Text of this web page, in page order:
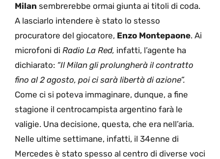
Milan sembrerebbe ormai giunta ai titoli di coda.
A lasciarlo intendere è stato lo stesso
procuratore del giocatore, Enzo Montepaone. Ai
microfoni di Radio La Red, infatti, l’agente ha
dichiarato: “Il Milan gli prolungherà il contratto
fino al 2 agosto, poi ci sarà libertà di azione”.
Come ci si poteva immaginare, dunque, a fine
stagione il centrocampista argentino farà le
valigie. Una decisione, questa, che era nell’aria.
Nelle ultime settimane, infatti, il 34enne di
Mercedes è stato spesso al centro di diverse voci